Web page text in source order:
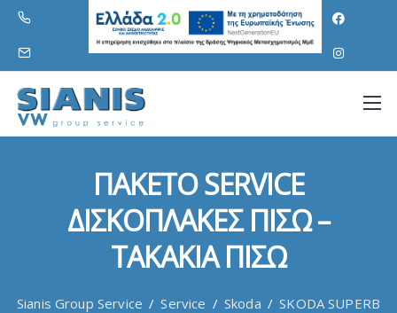
ΠΑΚΕΤΟ SERVICE
ΔΙΣΚΟΠΛΑΚΕΣ ΠΙΣΩ –
ΤΑΚΑΚΙΑ ΠΙΣΩ
Sianis Group Service / Service / Skoda / SKODA SUPERB